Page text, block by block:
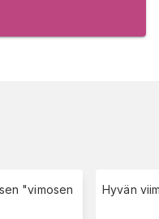
"vimosen
Hyvän